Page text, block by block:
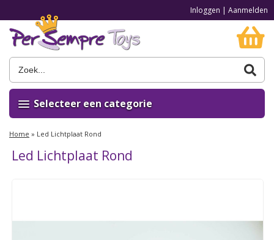
Inloggen | Aanmelden
Selecteer een categorie
Home » Led Lichtplaat Rond
Led Lichtplaat Rond